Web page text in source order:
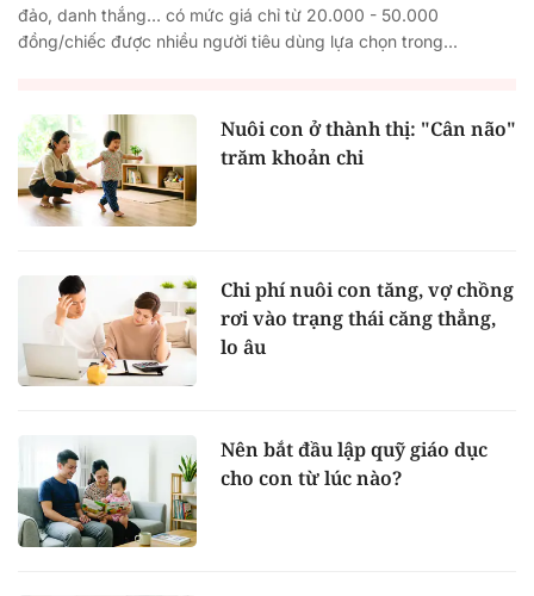
đảo, danh thắng… có mức giá chỉ từ 20.000 - 50.000
đồng/chiếc được nhiều người tiêu dùng lựa chọn trong...
Nuôi con ở thành thị: "Cân não"
trăm khoản chi
Chi phí nuôi con tăng, vợ chồng
rơi vào trạng thái căng thẳng,
lo âu
Nên bắt đầu lập quỹ giáo dục
cho con từ lúc nào?